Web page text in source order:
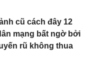
cũ cách đây 12
mạng bất ngờ bởi
rũ không thua